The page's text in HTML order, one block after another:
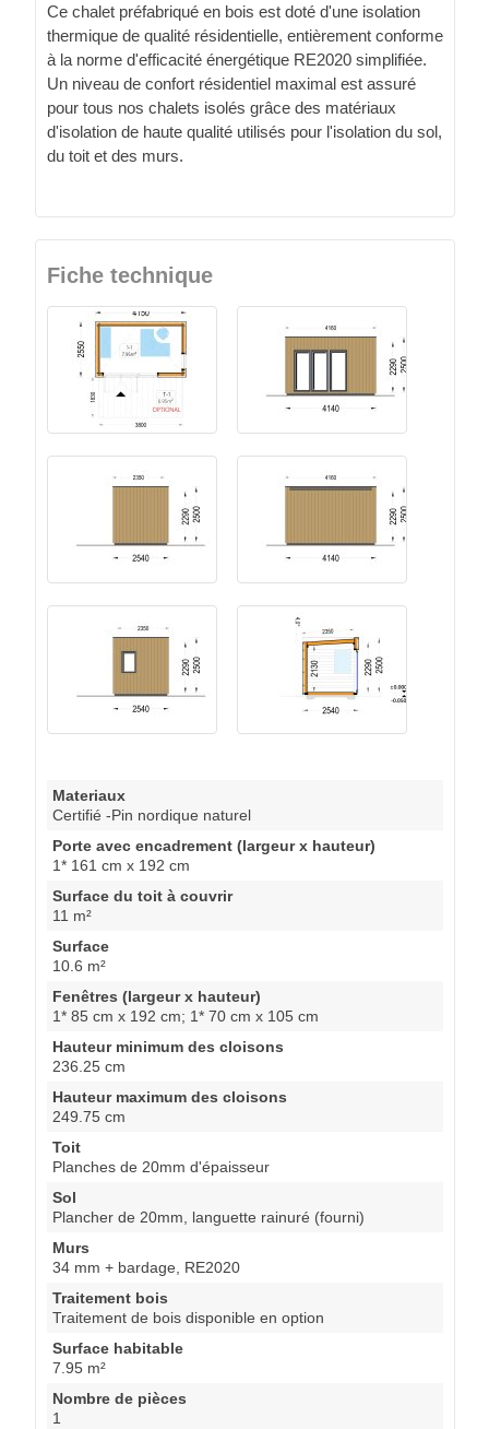
Ce chalet préfabriqué en bois est doté d'une isolation
thermique de qualité résidentielle, entièrement conforme
à la norme d'efficacité énergétique RE2020 simplifiée.
Un niveau de confort résidentiel maximal est assuré
pour tous nos chalets isolés grâce des matériaux
d'isolation de haute qualité utilisés pour l'isolation du sol,
du toit et des murs.
Fiche technique
Materiaux
Certifié -Pin nordique naturel
Porte avec encadrement (largeur x hauteur)
1* 161 cm x 192 cm
Surface du toit à couvrir
11 m²
Surface
10.6 m²
Fenêtres (largeur x hauteur)
1* 85 cm x 192 cm; 1* 70 cm x 105 cm
Hauteur minimum des cloisons
236.25 cm
Hauteur maximum des cloisons
249.75 cm
Toit
Planches de 20mm d'épaisseur
Sol
Plancher de 20mm, languette rainuré (fourni)
Murs
34 mm + bardage, RE2020
Traitement bois
Traitement de bois disponible en option
Surface habitable
7.95 m²
Nombre de pièces
1